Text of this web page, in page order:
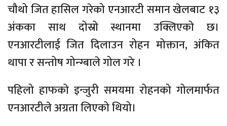
चौथो जित हासिल गरेको एनआरटी समान खेलबाट १३
अंकका साथ दोस्रो स्थानमा उक्लिएको छ।
एनआरटीलाई जित दिलाउन रोहन मोक्तान, अंकित
थापा र सन्तोष गोन्ग्बाले गोल गरे ।
पहिलो हाफको इन्जुरी समयमा रोहनको गोलमार्फत
एनआरटीले अग्रता लिएको थियो।